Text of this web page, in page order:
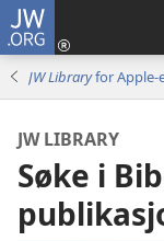
JW.ORG
JW Libraryfor Apple-
JW LIBRARY
Søke i